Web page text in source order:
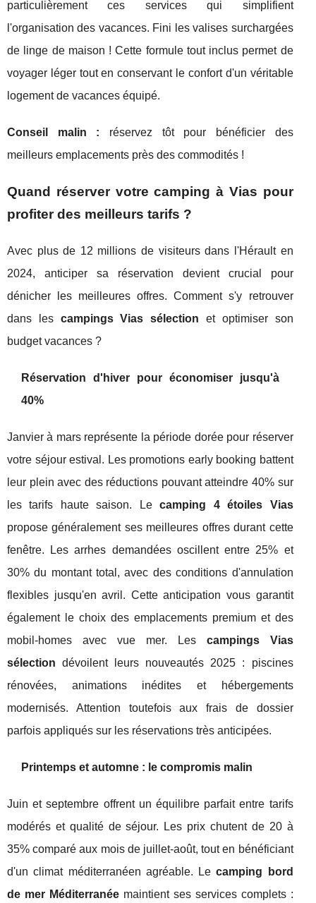
particulièrement ces services qui simplifient
l'organisation des vacances. Fini les valises surchargées
de linge de maison ! Cette formule tout inclus permet de
voyager léger tout en conservant le confort d'un véritable
logement de vacances équipé.
Conseil malin : réservez tôt pour bénéficier des
meilleurs emplacements près des commodités !
Quand réserver votre camping à Vias pour
profiter des meilleurs tarifs ?
Avec plus de 12 millions de visiteurs dans l'Hérault en
2024, anticiper sa réservation devient crucial pour
dénicher les meilleures offres. Comment s'y retrouver
dans les campings Vias sélection et optimiser son
budget vacances ?
Réservation d'hiver pour économiser jusqu'à
40%
Janvier à mars représente la période dorée pour réserver
votre séjour estival. Les promotions early booking battent
leur plein avec des réductions pouvant atteindre 40% sur
les tarifs haute saison. Lecamping 4 étoiles Vias
propose généralement ses meilleures offres durant cette
fenêtre. Les arrhes demandées oscillent entre 25% et
30% du montant total, avec des conditions d'annulation
flexibles jusqu'en avril. Cette anticipation vous garantit
également le choix des emplacements premium et des
mobil-homes avec vue mer. Les campings Vias
sélection dévoilent leurs nouveautés 2025 : piscines
rénovées, animations inédites et hébergements
modernisés. Attention toutefois aux frais de dossier
parfois appliqués sur les réservations très anticipées.
Printemps et automne : le compromis malin
Juin et septembre offrent un équilibre parfait entre tarifs
modérés et qualité de séjour. Les prix chutent de 20 à
35% comparé aux mois de juillet-août, tout en bénéficiant
d'un climat méditerranéen agréable. Lecamping bord
de mer Méditerranéemaintient ses services complets :